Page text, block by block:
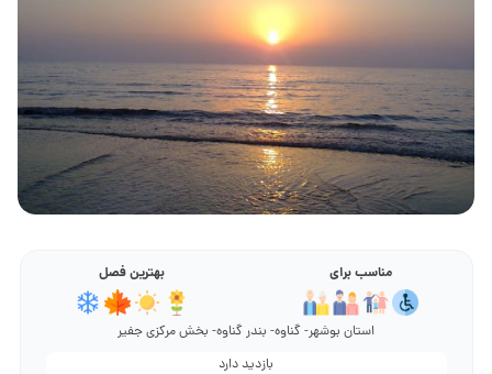
مناسب برای بهترین فصل
استان بوشهر- گناوه- بندر گناوه- بخش مرکزی جفیر
بازدید دارد